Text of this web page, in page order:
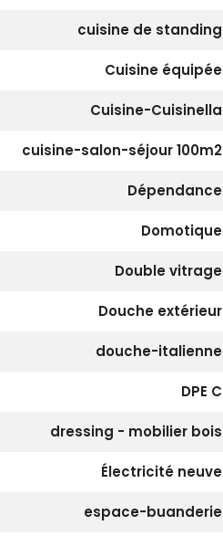
cuisine de standing
Cuisine équipée
Cuisine-Cuisinella
cuisine-salon-séjour 100m2
Dépendance
Domotique
Double vitrage
Douche extérieur
douche-italienne
DPE C
dressing - mobilier bois
Électricité neuve
espace-buanderie